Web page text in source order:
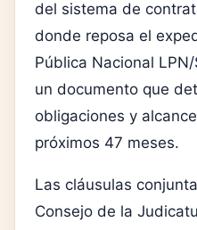
del sistema de
donde reposa el
Pública Nacional
un documento que
obligaciones y
próximos 47 meses.
Las cláusulas
Consejo de la